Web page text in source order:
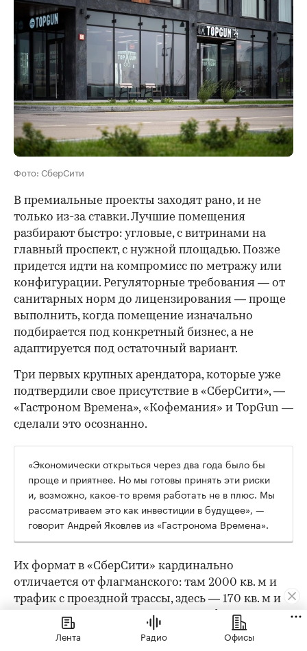
Фото: СберСити
В премиальные проекты заходят рано, и не
только из-за ставки. Лучшие помещения
разбирают быстро: угловые, с витринами на
главный проспект, с нужной площадью. Позже
придется идти на компромисс по метражу или
конфигурации. Регуляторные требования — от
санитарных норм до лицензирования — проще
выполнить, когда помещение изначально
подбирается под конкретный бизнес, а не
адаптируется под остаточный вариант.
Три первых крупных арендатора, которые уже
подтвердили свое присутствие в «СберСити», —
«Гастроном Времена», «Кофемания» и TopGun —
сделали это осознанно.
«Экономически открыться через два года было бы
проще и приятнее. Но мы готовы принять эти риски
и, возможно, какое-то время работать не в плюс. Мы
рассматриваем это как инвестиции в будущее», —
говорит Андрей Яковлев из «Гастронома Времена».
Их формат в «СберСити» кардинально
отличается от флагманского: там 2000 кв. м и
трафик с проездной трассы, здесь — 170 кв. м и
другая поведенческая модель. «Во флагмане
люди специально едут за большой корзиной.
Лента Радио Офисы